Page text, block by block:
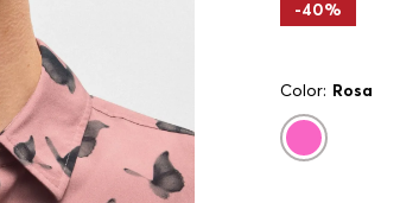
-40%
Color: Rosa